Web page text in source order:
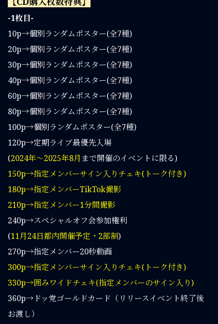
-1枚目-
10p→個別ランダムポスター(全7種)
20p→個別ランダムポスター(全7種)
30p→個別ランダムポスター(全7種)
40p→個別ランダムポスター(全7種)
60p→個別ランダムポスター(全7種)
80p→個別ランダムポスター(全7種)
100p→個別ランダムポスター(全7種)
120p→定期ライブ最優先入場
(2024年〜2025年8月 まで開催のイベントに限る)
150p→指定メンバーサイン入りチェキ(トーク付き)
180p→指定メンバーTikTok撮影
210p→指定メンバー1分間撮影
240p→スペシャルオフ会参加権利
(11月24日都内開催予定・2部制)
270p→指定メンバー20秒動画
300p→指定メンバーサイン入りチェキ(トーク付き)
330p→囲みワイドチェキ(指定メンバーのサイン入り)
360p→ドッ党ゴールドカード（リリースイベント終了後
お渡し）